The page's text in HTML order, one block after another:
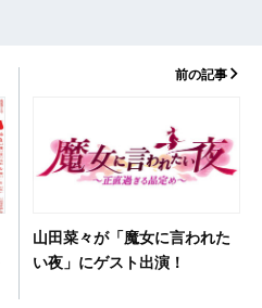
前の記事
山田菜々が「魔女に言われた
い夜」にゲスト出演！